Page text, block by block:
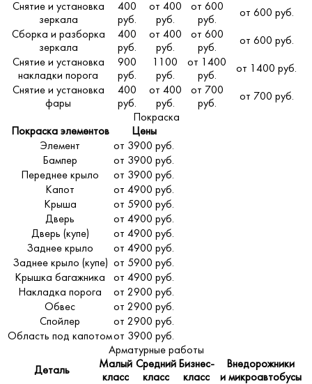
Снятие и установка
зеркала
400
руб.
от 400
руб.
от 600
руб.
от 600 руб.
Сборка и разборка
зеркала
400
руб.
от 400
руб.
от 600
руб.
от 600 руб.
Снятие и установка
накладки порога
900
руб.
1100
руб.
от 1400
руб.
от 1400 руб.
Снятие и установка
фары
400
руб.
от 400
руб.
от 700
руб.
от 700 руб.
Покраска
Покраска элементов
Цены
Элемент
от 3900 руб.
Бампер
от 3900 руб.
Переднее крыло
от 3900 руб.
Капот
от 4900 руб.
Крыша
от 5900 руб.
Дверь
от 4900 руб.
Дверь (купе)
от 4900 руб.
Заднее крыло
от 4900 руб.
Заднее крыло (купе) от 5900 руб.
Крышка багажника
от 4900 руб.
Накладка порога
от 2900 руб.
Обвес
от 2900 руб.
Спойлер
от 2900 руб.
Область под капотомот 3900 руб.
Арматурные работы
Деталь
Малый
класс
Средний
класс
Бизнес-
класс
Внедорожники
и микроавтобусы